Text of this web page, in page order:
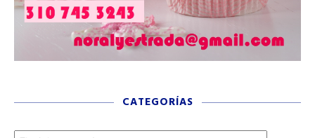
CATEGORÍAS